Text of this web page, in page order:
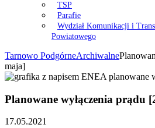
TSP
Parafie
Wydział Komunikacji i
Powiatowego
Tarnowo PodgórneArchiwalne
maja]
Planowane wyłączenia prądu
17.05.2021